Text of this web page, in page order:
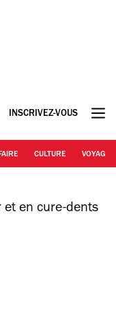
INSCRIVEZ-VOUS
CULTURE VOYAGE
et en cure-dents